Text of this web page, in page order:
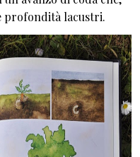
profondità lacustri.